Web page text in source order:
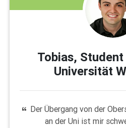
Tobias,
Universität
Der Übergang von der
an der Uni ist mir